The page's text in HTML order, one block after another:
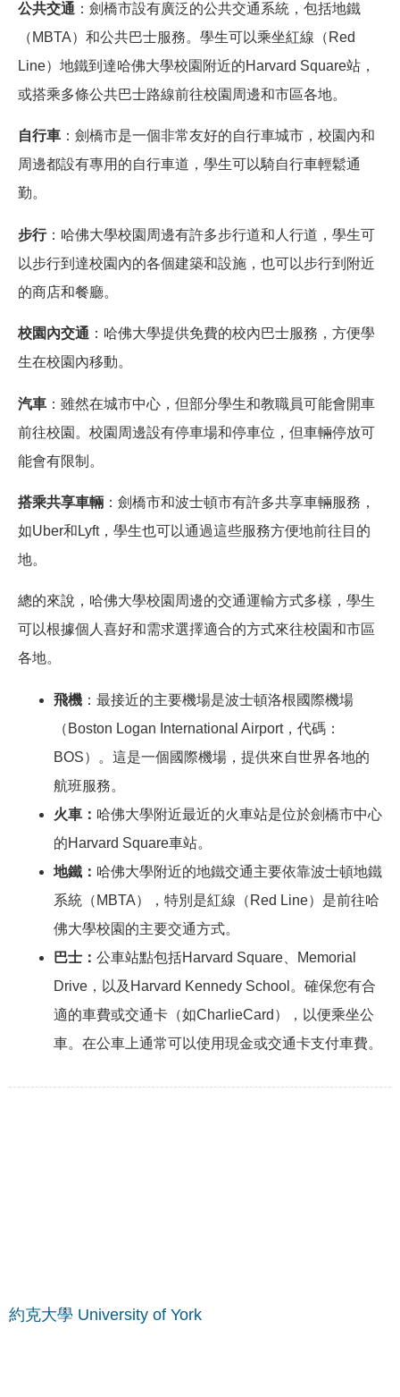
公共交通 ：劍橋市設有廣泛的公共交通系統，包括地鐵
（MBTA）和公共巴士服務。學生可以乘坐紅線（Red
Line）地鐵到達哈佛大學校園附近的Harvard Square站，
或搭乘多條公共巴士路線前往校園周邊和市區各地。
自行車 ：劍橋市是一個非常友好的自行車城市，校園內和
周邊都設有專用的自行車道，學生可以騎自行車輕鬆通
勤。
步行：哈佛大學校園周邊有許多步行道和人行道，學生可
以步行到達校園內的各個建築和設施，也可以步行到附近
的商店和餐廳。
校園內交通 ：哈佛大學提供免費的校內巴士服務，方便學
生在校園內移動。
汽車 ：雖然在城市中心，但部分學生和教職員可能會開車
前往校園。校園周邊設有停車場和停車位，但車輛停放可
能會有限制。
搭乘共享車輛 ：劍橋市和波士頓市有許多共享車輛服務，
如Uber和Lyft，學生也可以通過這些服務方便地前往目的
地。
總的來說，哈佛大學校園周邊的交通運輸方式多樣，學生
可以根據個人喜好和需求選擇適合的方式來往校園和市區
各地。
飛機 ：最接近的主要機場是波士頓洛根國際機場
（Boston Logan International Airport，代碼：
BOS）。這是一個國際機場，提供來自世界各地的
航班服務。
火車： 哈佛大學附近最近的火車站是位於劍橋市中心
的Harvard Square車站。
地鐵： 哈佛大學附近的地鐵交通主要依靠波士頓地鐵
系統（MBTA），特別是紅線（Red Line）是前往哈
佛大學校園的主要交通方式。
巴士： 公車站點包括Harvard Square、Memorial
Drive，以及Harvard Kennedy School。確保您有合
適的車費或交通卡（如CharlieCard），以便乘坐公
車。在公車上通常可以使用現金或交通卡支付車費。
約克大學 University of York